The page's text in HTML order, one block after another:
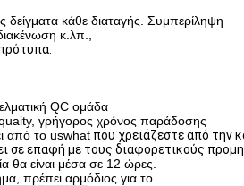
κάθε διαταγής. Συμπερίληψη
κ.λπ.,
QC ομάδα
quaity, γρήγορος χρόνος παράδοσης
από το uswhat που χρειάζεστε από την
σε επαφή με τους διαφορετικούς
θα είναι μέσα σε 12 ώρες.
πρέπει αρμόδιος για το.